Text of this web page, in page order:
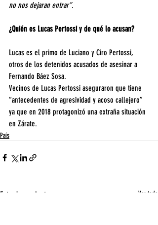
no nos dejaran entrar”.
¿Quién es Lucas Pertossi y de qué lo acusan?
Lucas es el primo de Luciano y Ciro Pertossi,
otros de los detenidos acusados de asesinar a
Fernando Báez Sosa.
Vecinos de Lucas Pertossi aseguraron que tiene
“antecedentes de agresividad y acoso callejero”
ya que en 2018 protagonizó una extraña situación
en Zárate.
País
Entradas recientes Ver todo